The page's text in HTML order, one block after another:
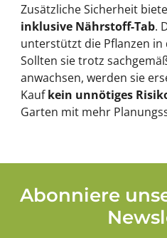
Zusätzliche Sicherheit
inklusive Nährstoff-Tab.
unterstützt die Pflanzen in
Sollten sie trotz
anwachsen, werden sie
Kaufkein unnötiges
Garten mit mehr
Abonniere